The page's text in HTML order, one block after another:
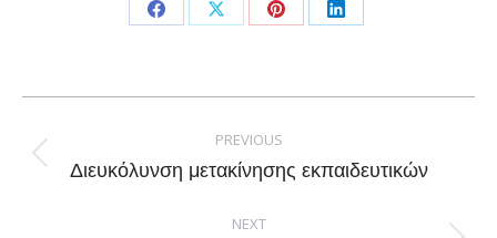
Share
Facebook
Share
X
Share
Pinterest
Share
LinkedIn
navigation
PREVIOUS
Previous
Διευκόλυνση μετακίνησης εκπαιδευτικών
NEXT